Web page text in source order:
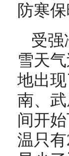
防寒保
受强
雪天
地出
南、
间开
温只